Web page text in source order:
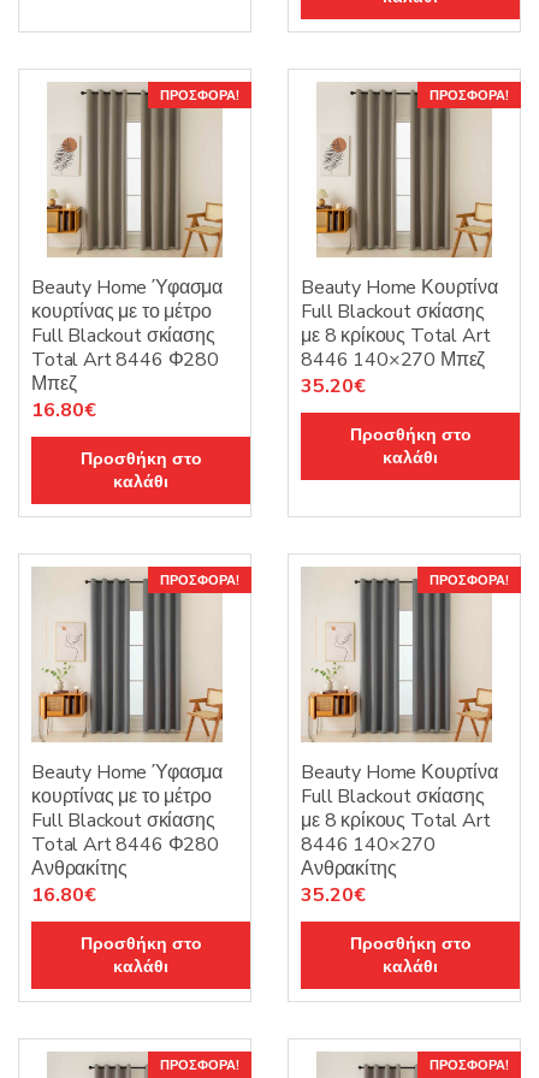
είναι:
16.80€.
ΠΡΟΣΦΟΡΆ!
Beauty Home Ύφασμα
κουρτίνας με το μέτρο
Full Blackout σκίασης
Total Art 8446 Φ280
Μπεζ
Original
price
16.80€Η
τρέχουσα
τιμή
είναι:
16.80€.
Προσθήκη στο
καλάθι
ΠΡΟΣΦΟΡΆ!
Beauty Home Κουρτίνα
Full Blackout σκίασης
με 8 κρίκους Total Art
8446 140×270 Μπεζ
Original
price
35.20€Η
τρέχουσα
τιμή
είναι:
Προσθήκη στο
καλάθι
ΠΡΟΣΦΟΡΆ!
Beauty Home Ύφασμα
κουρτίνας με το μέτρο
Full Blackout σκίασης
Total Art 8446 Φ280
Ανθρακίτης
Original
price
16.80€Η
τρέχουσα
τιμή
είναι:
16.80€.
Προσθήκη στο
καλάθι
ΠΡΟΣΦΟΡΆ!
Beauty Home Κουρτίνα
Full Blackout σκίασης
με 8 κρίκους Total Art
8446 140×270
Ανθρακίτης
Original
price
35.20€Η
τρέχουσα
τιμή
είναι:
35.20€.
Προσθήκη στο
καλάθι
ΠΡΟΣΦΟΡΆ! ΠΡΟΣΦΟΡΆ!